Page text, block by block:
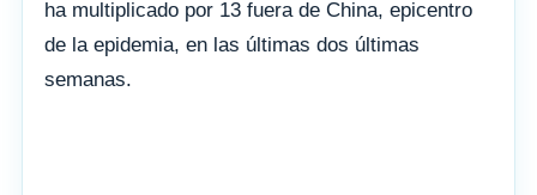
ha multiplicado por 13 fuera de China, epicentro
de la epidemia, en las últimas dos últimas
semanas.